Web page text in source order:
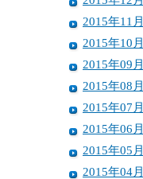
2015年11月
2015年10月
2015年09月
2015年08月
2015年07月
2015年06月
2015年05月
2015年04月